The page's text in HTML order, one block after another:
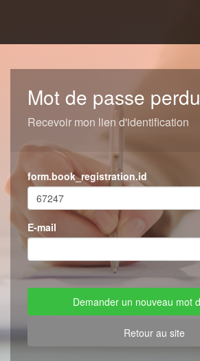
Mot de passe perdu
Recevoir mon lien d'identification
form.book_registration.id
E-mail
Retour au site